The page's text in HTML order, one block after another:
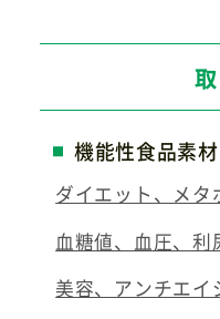
機能性食品素材
ダイエット、メタ
血糖値、血圧、利
美容、アンチエイ